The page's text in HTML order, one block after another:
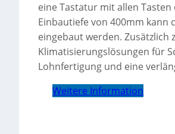
eine Tastatur mit allen
Einbautiefe von 400mm kann
eingebaut werden.
Klimatisierungslösungen für
Lohnfertigung und eine
Weitere Information